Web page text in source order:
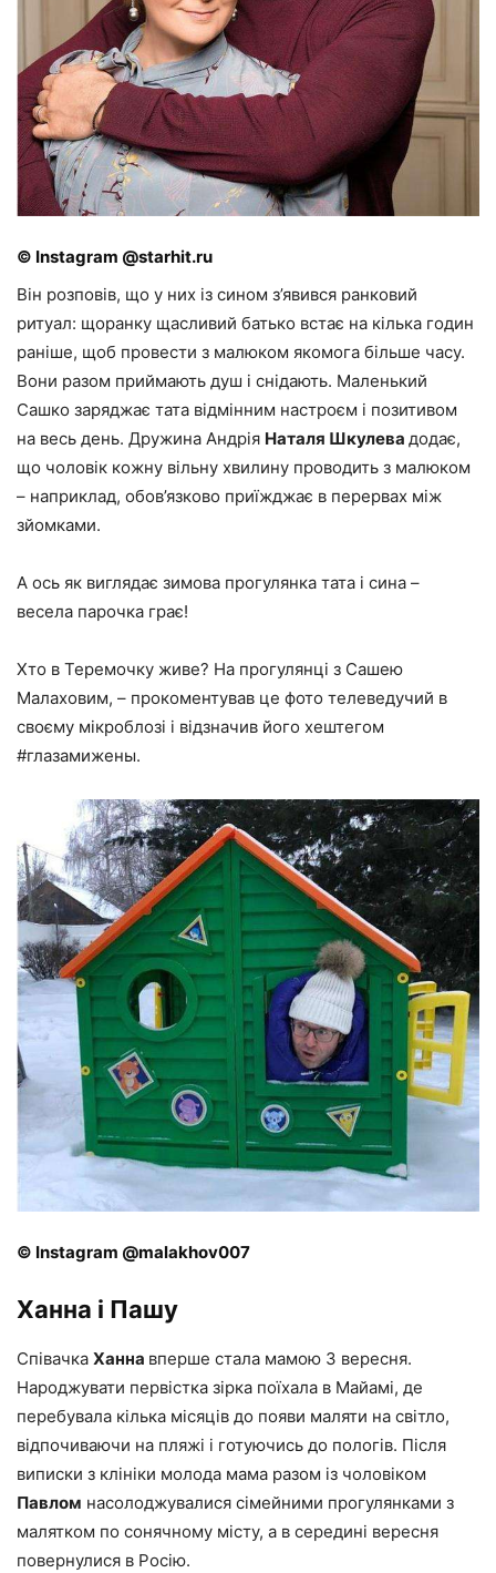
© Instagram @starhit.ru
Він розповів, що у них із сином з’явився ранковий
ритуал: щоранку щасливий батько встає на кілька годин
раніше, щоб провести з малюком якомога більше часу.
Вони разом приймають душ і снідають. Маленький
Сашко заряджає тата відмінним настроєм і позитивом
на весь день. Дружина Андрія Наталя Шкулева додає,
що чоловік кожну вільну хвилину проводить з малюком
– наприклад, обов’язково приїжджає в перервах між
зйомками.
А ось як виглядає зимова прогулянка тата і сина –
весела парочка грає!
Хто в Теремочку живе? На прогулянці з Сашею
Малаховим, – прокоментував це фото телеведучий в
своєму мікроблозі і відзначив його хештегом
#глазамижены.
© Instagram @malakhov007
Ханна і Пашу
Співачка Ханна вперше стала мамою 3 вересня.
Народжувати первістка зірка поїхала в Майамі, де
перебувала кілька місяців до появи маляти на світло,
відпочиваючи на пляжі і готуючись до пологів. Після
виписки з клініки молода мама разом із чоловіком
Павлом насолоджувалися сімейними прогулянками з
малятком по сонячному місту, а в середині вересня
повернулися в Росію.